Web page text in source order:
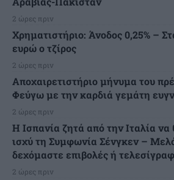
2 ώρες πριν
Χρηματιστήριο: Άνοδος 0,25% –
ευρώ ο τζίρος
2 ώρες πριν
Αποχαιρετιστήριο μήνυμα του
Φεύγω με την καρδιά γεμάτη
2 ώρες πριν
H Ισπανία ζητά από την Ιταλία να
ισχύ τη Συμφωνία Σένγκεν –
δεχόμαστε επιβολές ή
2 ώρες πριν